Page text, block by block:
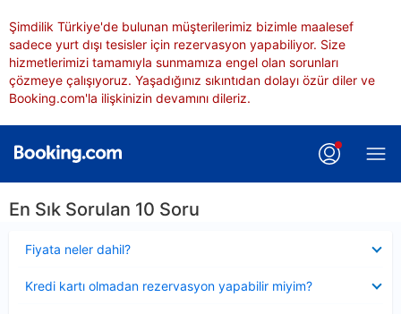
Şimdilik Türkiye'de bulunan müşterilerimiz bizimle maalesef
sadece yurt dışı tesisler için rezervasyon yapabiliyor. Size
hizmetlerimizi tamamıyla sunmamıza engel olan sorunları
çözmeye çalışıyoruz. Yaşadığınız sıkıntıdan dolayı özür diler ve
Booking.com'la ilişkinizin devamını dileriz.
En Sık Sorulan 10 Soru
Fiyata neler dahil?
Kredi kartı olmadan rezervasyon yapabilir miyim?